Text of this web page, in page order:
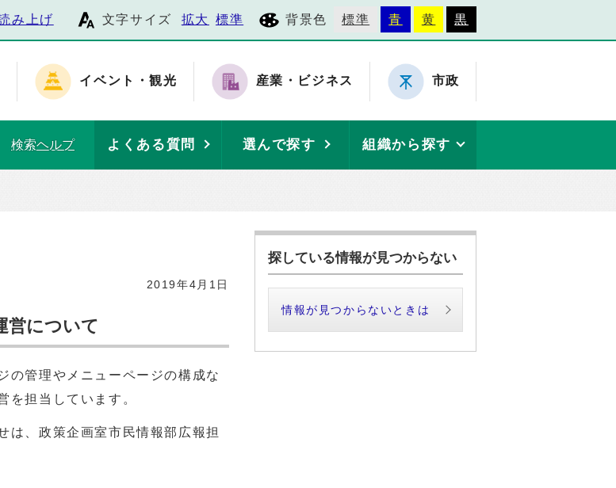
み上げ 文字サイズ 拡大 標準 背景色 標準 青 黄 黒
イベント・観光 産業・ビジネス 市政
検索ヘルプ よくある質問 選んで探す 組織から探す
2019年4月1日
営について
の管理やメニューページの構成な
を担当しています。
は、政策企画室市民情報部広報担
探している情報が見つからない
情報が見つからないときは